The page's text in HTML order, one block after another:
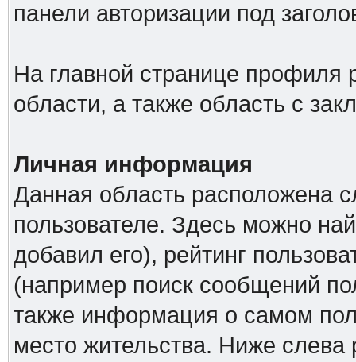
панели авторизации под
На главной странице профиля
области, а также область с
Личная информация
Данная область расположена
пользователе. Здесь можно
добавил его), рейтинг
(например поиск сообщений
также информация о самом
место жительства. Ниже слева